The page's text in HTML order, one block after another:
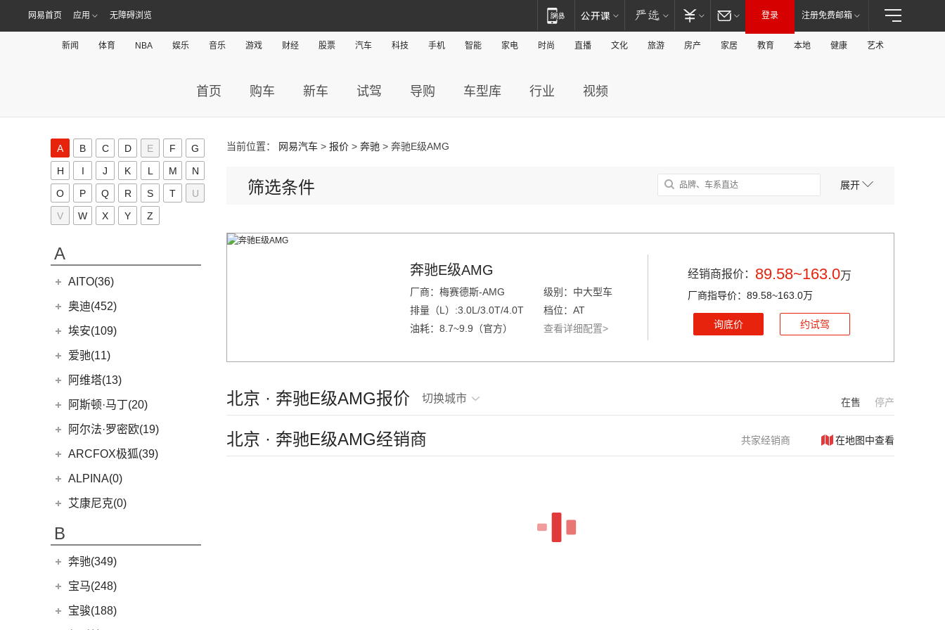
网易首页 应用 无障碍浏览 登录 注册免费邮箱
新闻 体育 NBA 娱乐 音乐 游戏 财经 股票 汽车 科技 手机 智能 家电 时尚 直播 文化 旅游 房产 家居 教育 本地 健康 艺术
首页 购车 新车 试驾 导购 车型库 行业 视频
A B C D E F
G
H
I J K L M
N
O
P Q R S T
U
V
W X Y Z
A
AITO(36)
赛力斯汽车
问界M9(6)
问界M5 EV
问界M5
(14)
奥迪(452)
上汽奥迪
奥迪Q5 e-tron
奥迪A7L
奥迪e-tron(8)
奥迪Q2L e-tron(1)
奥迪A6L(22)
奥迪A6L新能源
奥迪Q5L
奥迪A3两厢
奥迪Q3(28)
奥迪Q4 e-tron
埃安(109)
埃安(109)
AION S MAX
传祺GS4 PHEV
AION S Plus(9)
Aion Y(29)
Aion S(22)
Aion LX(4)
爱驰(11)
爱驰(11)
爱驰U5(8)
爱驰U6
阿维塔(13)
阿维塔科技(13)
阿维塔11(13)
阿斯顿·马丁(20)
阿斯顿·马丁(20)
DBS(4)
DB11(4)
阿尔法·罗密欧(19)
阿尔法·罗密欧(19)
Stelvio (8)
ARCFOX极狐(39)
北汽新能源
ALPINA(0)
艾康尼克(0)
艾康尼克七系(0)
B
奔驰(349)
北京奔驰
奔驰A级
奔驰EQA
宝马(248)
华晨宝马
宝骏(188)
当前位置： 网易汽车 > 报价 > 奔驰 > 奔驰E级AMG
筛选条件 展开
奔驰E级AMG
厂商：梅赛德斯-AMG
级别：中大型车
排量（L）:3.0L/3.0T/4.0T
档位：AT
油耗：8.7~9.9（官方）
查看详细配置>
经销商报价： 89.58~163.0万
厂商指导价：89.58~163.0万
询底价 约试驾
北京 · 奔驰E级AMG报价 切换城市 在售 停产
北京 · 奔驰E级AMG经销商 共家经销商 在地图中查看